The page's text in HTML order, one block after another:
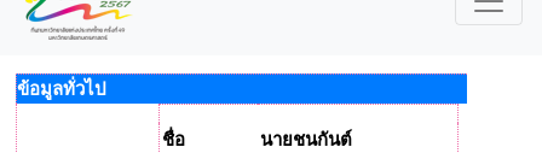
ข้อมูลทั่วไป
ชื่อ
นายชนกันต์